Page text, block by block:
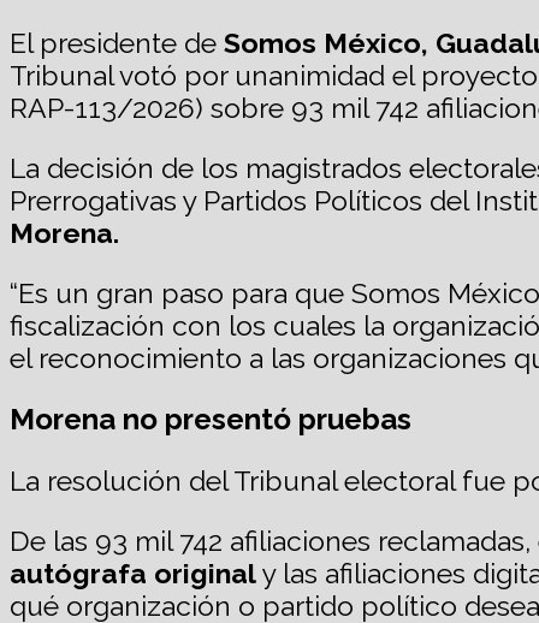
El presidente de Somos México,
Tribunal votó por unanimidad el
RAP-113/2026) sobre 93 mil 742
La decisión de los magistrados
Prerrogativas y Partidos Políticos del
Morena.
“Es un gran paso para que Somos
fiscalización con los cuales la
el reconocimiento a las organizaciones
Morena no presentó pruebas
La resolución del Tribunal electoral fue
De las 93 mil 742 afiliaciones reclamadas,
autógrafa originaly las afiliaciones
qué organización o partido político